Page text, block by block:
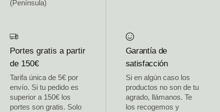
(Península)
Portes gratis a partir
de 150€
Tarifa única de 5€ por
envío. Si tu pedido es
superior a 150€ los
portes son gratis. Solo
Garantía de
satisfacción
Si en algún caso los
productos no son de tu
agrado, llámanos. Te
los recogemos y